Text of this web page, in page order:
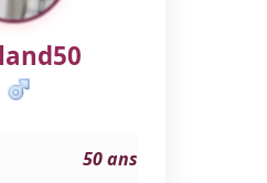
50 ans